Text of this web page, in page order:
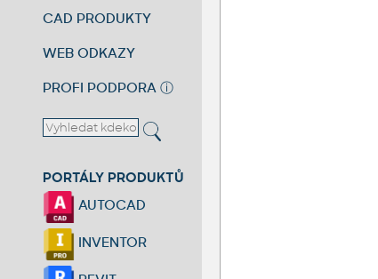
CAD PRODUKTY
WEB ODKAZY
PROFI PODPORA ⓘ
PORTÁLY PRODUKTŮ
AUTOCAD
INVENTOR